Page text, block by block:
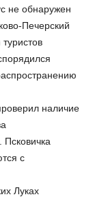
не обнаружен
Печерский
наличие
с
Луках